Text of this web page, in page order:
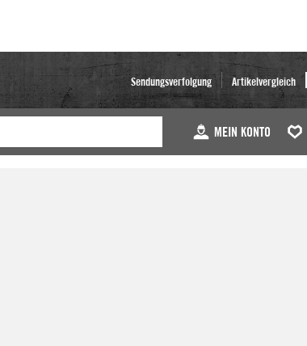
Sendungsverfolgung Artikelvergleich
MEIN KONTO